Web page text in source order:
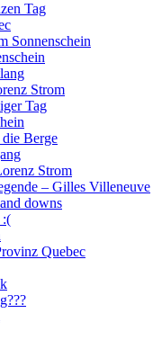
Tag
Sonnenschein
Strom
Tag
Berge
Strom
– Gilles Villeneuve
downs
:(
Quebec